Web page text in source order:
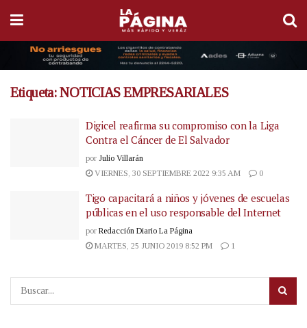
Etiqueta:NOTICIAS EMPRESARIALES
Digicel reafirma su compromiso con la Liga
Contra el Cáncer de El Salvador
por Julio Villarán
VIERNES, 30 SEPTIEMBRE 2022 9:35 AM
0
Tigo capacitará a niños y jóvenes de escuelas
públicas en el uso responsable del Internet
por Redacción Diario La Página
MARTES, 25 JUNIO 2019 8:52 PM
1